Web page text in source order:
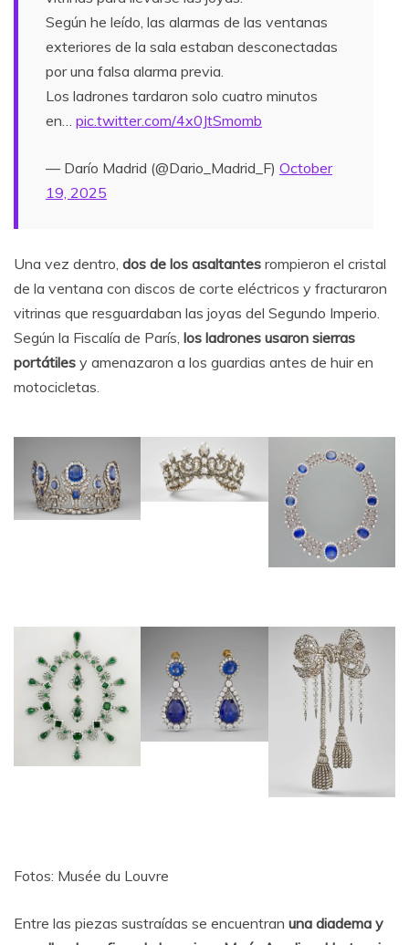
Según he leído, las alarmas de las ventanas
exteriores de la sala estaban desconectadas
por una falsa alarma previa.
Los ladrones tardaron solo cuatro minutos
en… pic.twitter.com/4x0JtSmomb
— Darío Madrid (@Dario_Madrid_F) October
19, 2025
Una vez dentro, dos de los asaltantes rompieron el cristal
de la ventana con discos de corte eléctricos y fracturaron
vitrinas que resguardaban las joyas del Segundo Imperio.
Según la Fiscalía de París, los ladrones usaron sierras
portátiles y amenazaron a los guardias antes de huir en
motocicletas.
Fotos: Musée du Louvre
Entre las piezas sustraídas se encuentran una diadema y